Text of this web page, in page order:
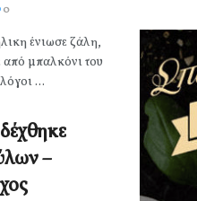
0
ένιωσε ζάλη,
από μπαλκόνι του
...
–